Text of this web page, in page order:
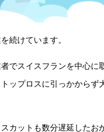
続けています。
でスイスフランを中心に
ップロスに引っかからず
カットも数分遅延したお